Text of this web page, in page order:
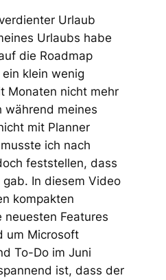
Urlaub
Urlaubs habe
die Roadmap
klein wenig
Monaten nicht mehr
während meines
mit Planner
ich nach
feststellen, dass
In diesem Video
kompakten
Features
um Microsoft
To-Do im Juni
ist, dass der